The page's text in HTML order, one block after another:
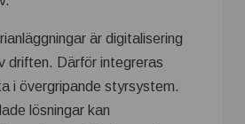
är digitalisering
driften. Därför integreras
i övergripande styrsystem.
lösningar kan